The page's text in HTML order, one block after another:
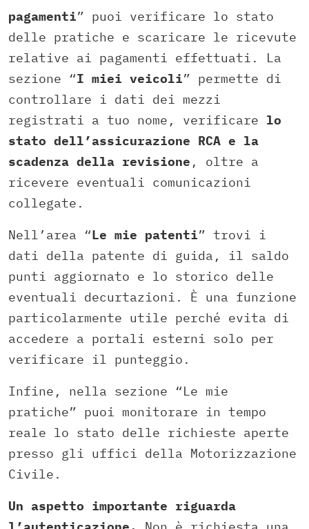
pagamenti” puoi verificare lo stato
delle pratiche e scaricare le ricevute
relative ai pagamenti effettuati. La
sezione “I miei veicoli” permette di
controllare i dati dei mezzi
registrati a tuo nome, verificare lo
stato dell’assicurazione RCA e la
scadenza della revisione , oltre a
ricevere eventuali comunicazioni
collegate.
Nell’area “Le mie patenti” trovi i
dati della patente di guida, il saldo
punti aggiornato e lo storico delle
eventuali decurtazioni. È una funzione
particolarmente utile perché evita di
accedere a portali esterni solo per
verificare il punteggio.
Infine, nella sezione “Le mie
pratiche” puoi monitorare in tempo
reale lo stato delle richieste aperte
presso gli uffici della Motorizzazione
Civile.
Un aspetto importante riguarda